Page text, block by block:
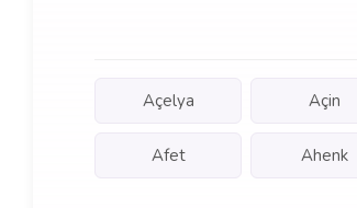
Açelya Açin
Afet Ahenk